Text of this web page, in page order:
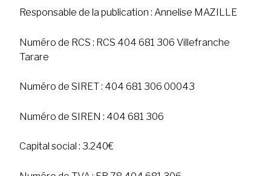
Responsable de la publication : Annelise MAZILLE
Numéro de RCS : RCS 404 681 306 Villefranche
Tarare
Numéro de SIRET : 404 681 306 00043
Numéro de SIREN : 404 681 306
Capital social : 3.240€